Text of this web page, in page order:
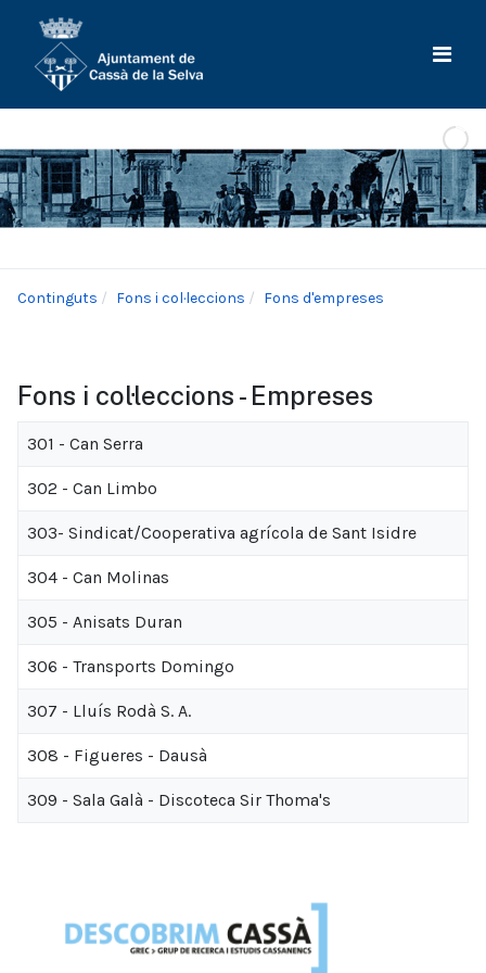
Continguts Fons i col·leccions Fons d'empreses
Fons i col·leccions - Empreses
301 - Can Serra
302 - Can Limbo
303- Sindicat/Cooperativa agrícola de Sant Isidre
304 - Can Molinas
305 - Anisats Duran
306 - Transports Domingo
307 - Lluís Rodà S. A.
308 - Figueres - Dausà
309 - Sala Galà - Discoteca Sir Thoma's